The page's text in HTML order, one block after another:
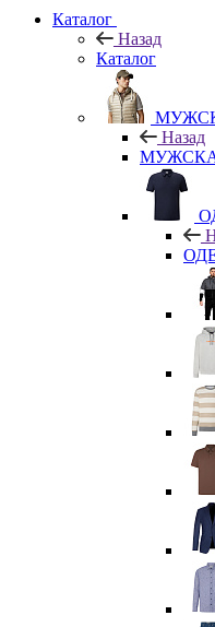
Каталог
Назад
Каталог
Назад